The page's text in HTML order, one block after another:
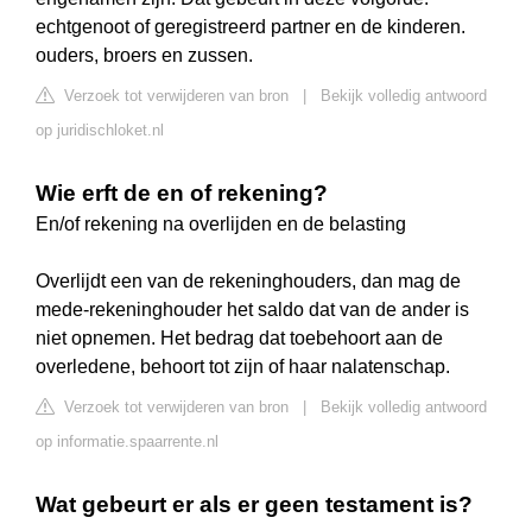
echtgenoot of geregistreerd partner en de kinderen.
ouders, broers en zussen.
Verzoek tot verwijderen van bron
Bekijk volledig antwoord
op juridischloket.nl
Wie erft de en of rekening?
En/of rekening na overlijden en de belasting
Overlijdt een van de rekeninghouders, dan mag de
mede-rekeninghouder het saldo dat van de ander is
niet opnemen. Het bedrag dat toebehoort aan de
overledene, behoort tot zijn of haar nalatenschap.
Verzoek tot verwijderen van bron
Bekijk volledig antwoord
op informatie.spaarrente.nl
Wat gebeurt er als er geen testament is?